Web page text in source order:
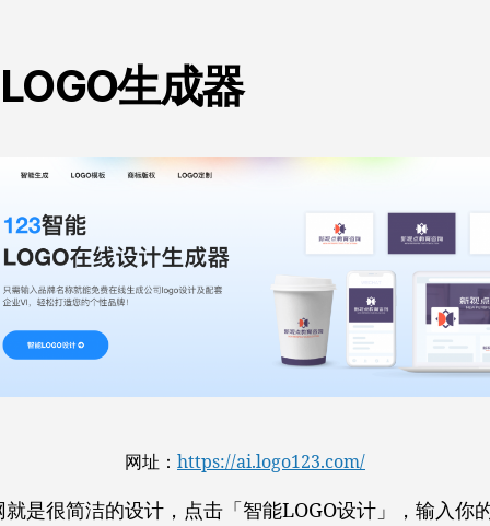
生成器
网址： https://ai.logo123.com/
就是很简洁的设计，点击「智能LOGO设计」，输入你